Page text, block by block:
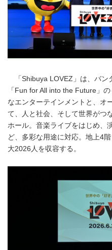
「Shibuya LOVEZ」は、バン
「Fun for All into the Future」
なエンターテインメントと、オ
て、人と社会、そして世界がつ
ホール。音楽ライブをはじめ、
ど、多彩な用途に対応。地上4
大2026人を収容する。